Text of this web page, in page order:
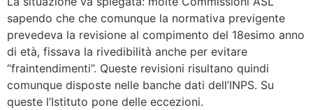
sapendo che che comunque la normativa previgente
prevedeva la revisione al compimento del 18esimo anno
di età, fissava la rivedibilità anche per evitare
“fraintendimenti”. Queste revisioni risultano quindi
comunque disposte nelle banche dati dell’INPS. Su
queste l’Istituto pone delle eccezioni.